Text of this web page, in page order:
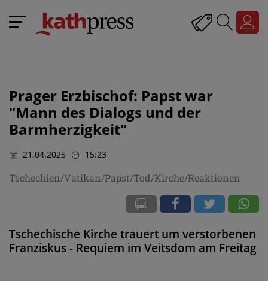
Prager Erzbischof: Papst war
"Mann des Dialogs und der
Barmherzigkeit"
21.04.2025 15:23
Tschechien/Vatikan/Papst/Tod/Kirche/Reaktionen
Tschechische Kirche trauert um verstorbenen
Franziskus - Requiem im Veitsdom am Freitag